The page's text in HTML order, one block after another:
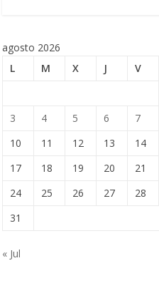
agosto 2026
L
M X J V
3
4 5 6 7
10
11 12 13 14
17
18 19 20 21
24
25 26 27 28
31
« Jul